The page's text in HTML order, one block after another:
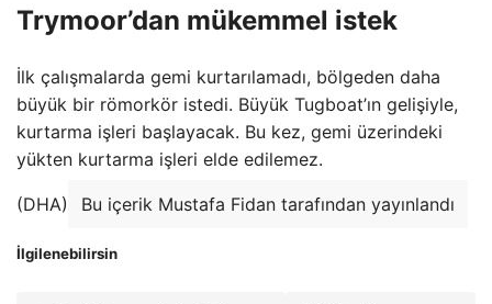
Trymoor’dan mükemmel istek
İlk çalışmalarda gemi kurtarılamadı, bölgeden daha
büyük bir römorkör istedi. Büyük Tugboat’ın gelişiyle,
kurtarma işleri başlayacak. Bu kez, gemi üzerindeki
yükten kurtarma işleri elde edilemez.
(DHA) Bu içerik Mustafa Fidan tarafından yayınlandı
İlgilenebilirsin